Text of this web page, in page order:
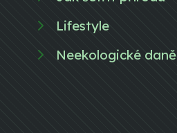
Lifestyle
Neekologické daně